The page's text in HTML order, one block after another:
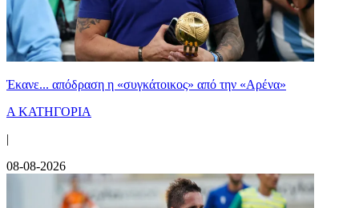
Έκανε... απόδραση η «συγκάτοικος» από την «Αρένα»
Α ΚΑΤΗΓΟΡΙΑ
|
08-08-2026